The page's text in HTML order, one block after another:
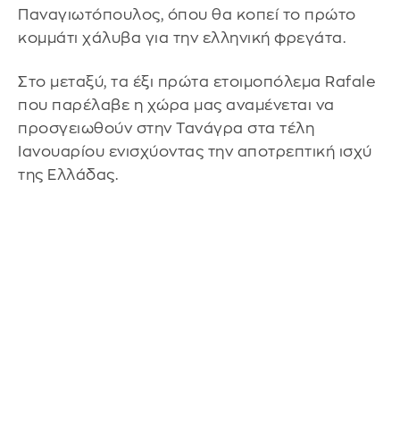
Παναγιωτόπουλος, όπου θα κοπεί το πρώτο
κομμάτι χάλυβα για την ελληνική φρεγάτα.
Στο μεταξύ, τα έξι πρώτα ετοιμοπόλεμα Rafale
που παρέλαβε η χώρα μας αναμένεται να
προσγειωθούν στην Τανάγρα στα τέλη
Ιανουαρίου ενισχύοντας την αποτρεπτική ισχύ
της Ελλάδας.